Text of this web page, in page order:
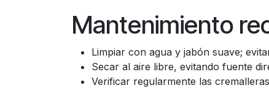
Mantenimiento
Limpiar con agua y jabón suave;
Secar al aire libre, evitando fuente
Verificar regularmente las